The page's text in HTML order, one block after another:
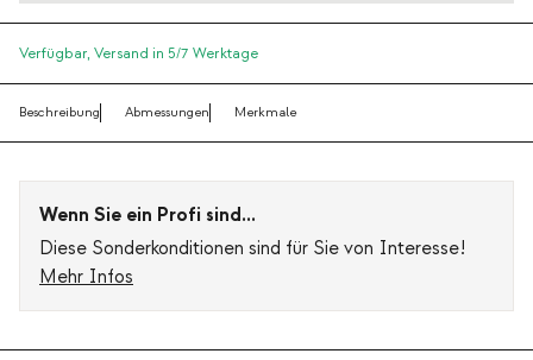
Verfügbar, Versand in 5/7 Werktage
Beschreibung Abmessungen Merkmale
Wenn Sie ein Profi sind...
Diese Sonderkonditionen sind für Sie von Interesse!
Mehr Infos